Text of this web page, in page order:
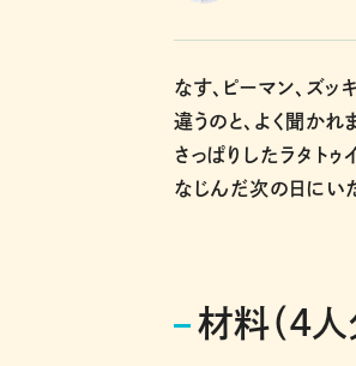
なす、ピーマン、ズッ
違うのと、よく聞か
さっぱりしたラタト
なじんだ次の日にい
材料（4人